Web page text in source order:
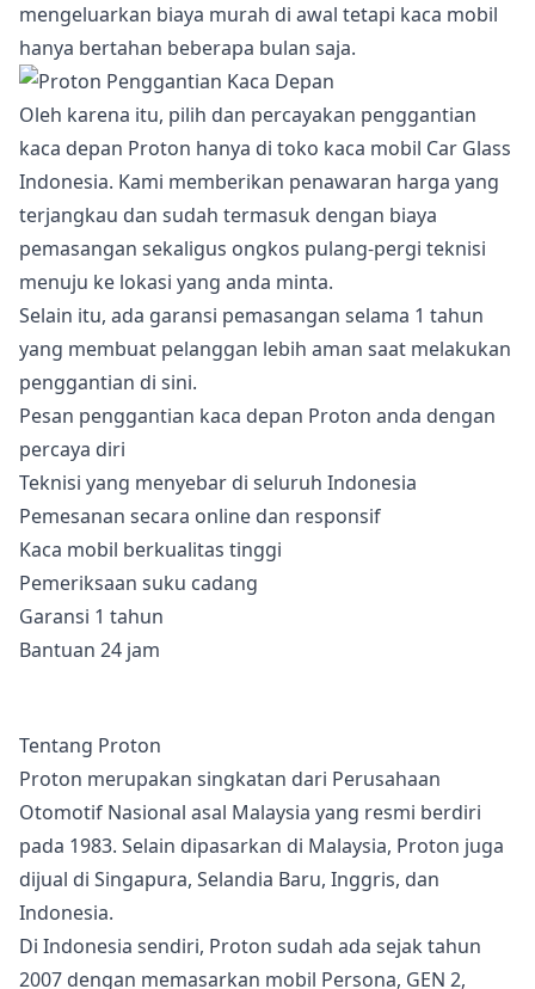
mengeluarkan biaya murah di awal tetapi kaca mobil
hanya bertahan beberapa bulan saja.
Oleh karena itu, pilih dan percayakan penggantian
kaca depan Proton hanya di toko kaca mobil Car Glass
Indonesia. Kami memberikan penawaran harga yang
terjangkau dan sudah termasuk dengan biaya
pemasangan sekaligus ongkos pulang-pergi teknisi
menuju ke lokasi yang anda minta.
Selain itu, ada garansi pemasangan selama 1 tahun
yang membuat pelanggan lebih aman saat melakukan
penggantian di sini.
Pesan penggantian kaca depan Proton anda dengan
percaya diri
Teknisi yang menyebar di seluruh Indonesia
Pemesanan secara online dan responsif
Kaca mobil berkualitas tinggi
Pemeriksaan suku cadang
Garansi 1 tahun
Bantuan 24 jam
Tentang Proton
Proton merupakan singkatan dari Perusahaan
Otomotif Nasional asal Malaysia yang resmi berdiri
pada 1983. Selain dipasarkan di Malaysia, Proton juga
dijual di Singapura, Selandia Baru, Inggris, dan
Indonesia.
Di Indonesia sendiri, Proton sudah ada sejak tahun
2007 dengan memasarkan mobil Persona, GEN 2,